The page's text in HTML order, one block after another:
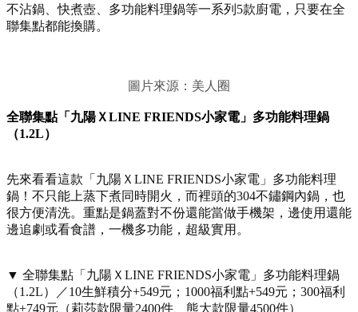
不沾鍋、快煮壺、多功能料理鍋等一系列5款廚電，只要在全
聯集點都能換購。
圖片來源：美人圈
全聯集點「九陽ＸLINE FRIENDS小家電」多功能料理鍋
（1.2L）
先來看看這款「九陽ＸLINE FRIENDS小家電」多功能料理
鍋！不只能上蒸下煮同時開火，而裡頭的304不鏽鋼內鍋，也
很方便清洗。重點是鍋蓋對不份還能當做手機架，邊使用還能
邊追劇或看食譜，一機多功能，超級實用。
▼ 全聯集點「九陽ＸLINE FRIENDS小家電」多功能料理鍋
（1.2L）／10生鮮積分+549元；1000福利點+549元；300福利
點+749元（莉莎款限量2400件、熊大款限量4500件）